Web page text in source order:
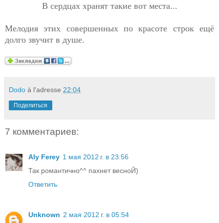
В сердцах хранят такие вот места...
Мелодия этих совершенных по красоте строк ещё
долго звучит в душе.
Dodo à l'adresse 22:04
Поделиться
7 комментариев:
Aly Ferey 1 мая 2012 г. в 23:56
Так романтично^^ пахнет весноЙ)
Ответить
Unknown 2 мая 2012 г. в 05:54